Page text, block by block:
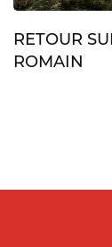
RETOUR
ROMAIN